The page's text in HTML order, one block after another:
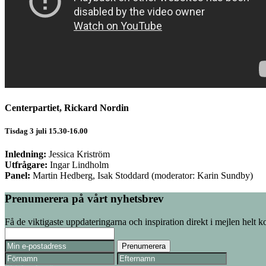
Centerpartiet, Rickard Nordin
Tisdag 3 juli 15.30-16.00
Inledning: Jessica Kriström
Utfrågare: Ingar Lindholm
Panel: Martin Hedberg, Isak Stoddard (moderator: Karin Sundby)
Prenumerera på vårt nyhetsbrev
Få de viktigaste uppdateringarna och inspiration direkt i mejlen helt